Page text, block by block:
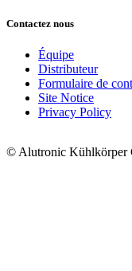
Contactez nous
Équipe
Distributeur
Formulaire de
Site Notice
Privacy Policy
© Alutronic Kühlkörper